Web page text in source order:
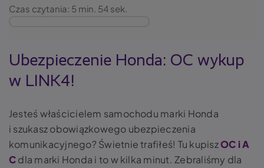
Czas czytania: 5 min. 54 sek.
Ubezpieczenie Honda: OC wykup
w LINK4!
Jesteś właścicielem samochodu marki Honda
i szukasz obowiązkowego ubezpieczenia
komunikacyjnego? Świetnie trafiłeś! Tu kupiszOC i A
Cdla marki Honda i to w kilka minut. Zebraliśmy dla